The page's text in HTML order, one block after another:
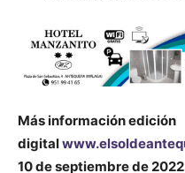
Más informaciónedición
digital
10 de septiembre de